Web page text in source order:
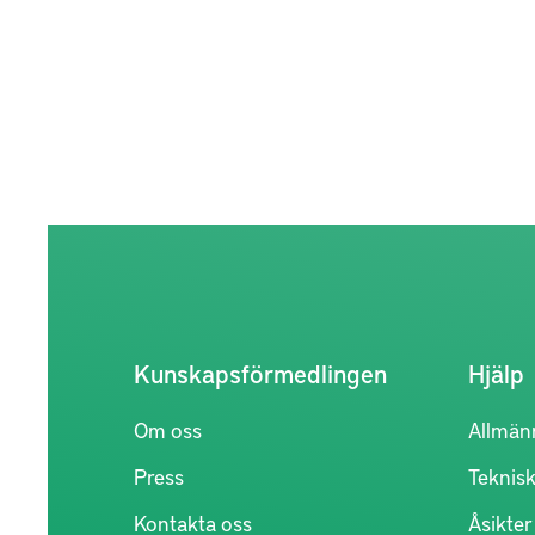
Kunskapsförmedlingen
Om oss
Press
Kontakta oss
Hjälp